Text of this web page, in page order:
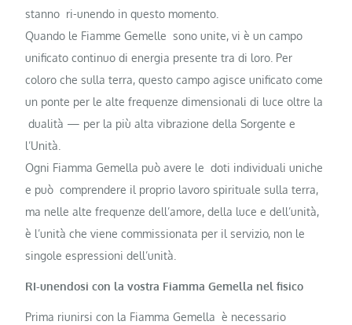
stanno ri-unendo in questo momento.
Quando le Fiamme Gemelle sono unite, vi è un campo
unificato continuo di energia presente tra di loro. Per
coloro che sulla terra, questo campo agisce unificato come
un ponte per le alte frequenze dimensionali di luce oltre la
dualità — per la più alta vibrazione della Sorgente e
l’Unità.
Ogni Fiamma Gemella può avere le doti individuali uniche
e può comprendere il proprio lavoro spirituale sulla terra,
ma nelle alte frequenze dell’amore, della luce e dell’unità,
è l’unità che viene commissionata per il servizio, non le
singole espressioni dell’unità.
RI-unendosi con la vostra Fiamma Gemella nel fisico
Prima riunirsi con la Fiamma Gemella è necessario